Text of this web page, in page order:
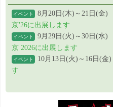
イベント 8月20日(木)～21日(金)
京'26に出展します
イベント 9月29日(火)～30日(水)
京 2026に出展します
イベント 10月13日(火)～16日(金)
す